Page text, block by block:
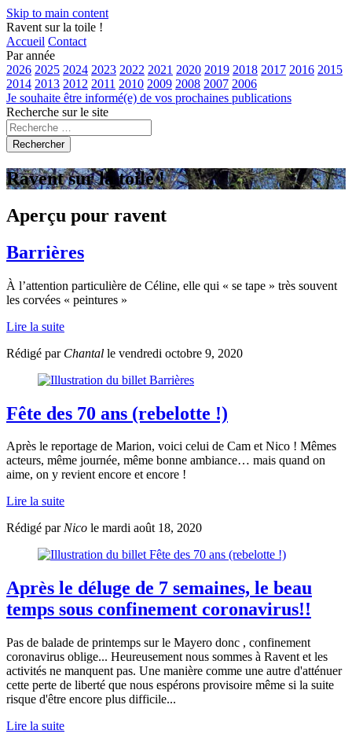
Skip to main content
Ravent sur la toile !
Accueil Contact
Par année
2026 2025 2024 2023 2022 2021 2020 2019 2018 2017 2016 2015
2014 2013 2012 2011 2010 2009 2008 2007 2006
Je souhaite être informé(e) de vos prochaines publications
Recherche sur le site
Rechercher
Ravent sur la toile !
Aperçu pour ravent
Barrières
À l’attention particulière de Céline, elle qui « se tape » très souvent
les corvées « peintures »
Lire la suite
Rédigé par Chantal le vendredi octobre 9, 2020
Fête des 70 ans (rebelotte !)
Après le reportage de Marion, voici celui de Cam et Nico ! Mêmes
acteurs, même journée, même bonne ambiance… mais quand on
aime, on y revient encore et encore !
Lire la suite
Rédigé parNico le mardi août 18, 2020
Après le déluge de 7 semaines, le beau
temps sous confinement coronavirus!!
Pas de balade de printemps sur le Mayero donc , confinement
coronavirus oblige... Heureusement nous sommes à Ravent et les
activités ne manquent pas. Une manière comme une autre d'atténuer
cette perte de liberté que nous espérons provisoire même si la suite
risque d'être encore plus difficile...
Lire la suite